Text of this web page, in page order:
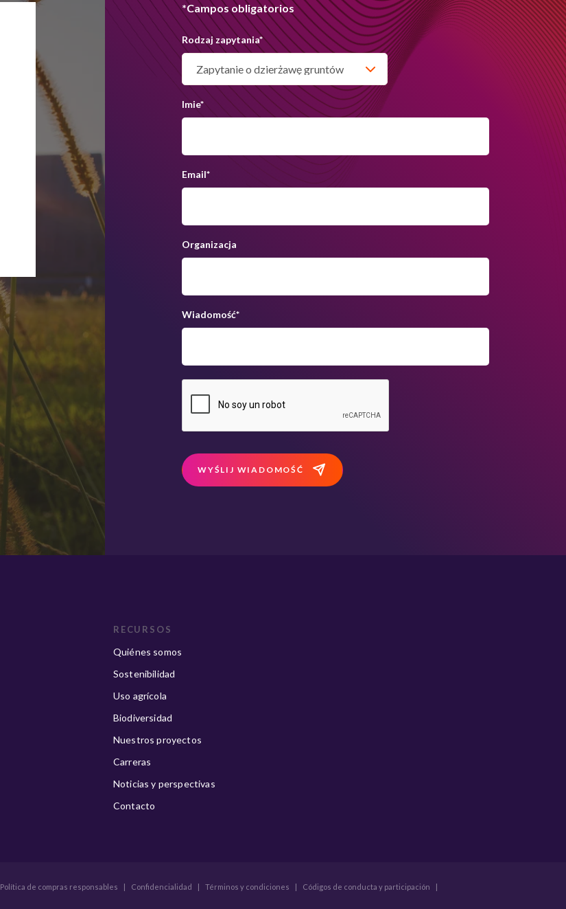
*Campos obligatorios
Rodzaj zapytania*
Imie*
Email*
Organizacja
Wiadomość*
WYŚLIJ WIADOMOŚĆ
RECURSOS
Quiénes somos
Sostenibilidad
Uso agrícola
Biodiversidad
Nuestros proyectos
Carreras
Noticias y perspectivas
Contacto
Política de compras responsables | Confidencialidad | Términos y condiciones | Códigos de conducta y participación
|